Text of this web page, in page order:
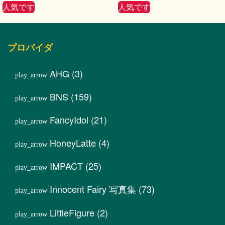
人気です 人気です
プロバイダ
AHG (3)
BNS (159)
FancyIdol (21)
HoneyLatte (4)
IMPACT (25)
Innocent Fairy 写真集 (73)
LittleFigure (2)